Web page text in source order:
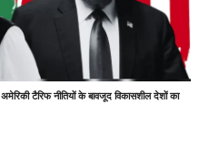
टैरिफ नीतियों के बावजूद विकासशील देशों का